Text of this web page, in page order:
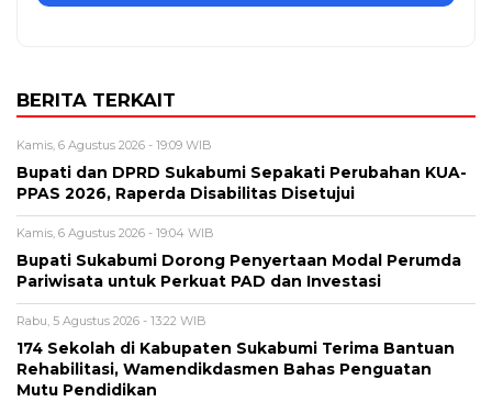
BERITA TERKAIT
Kamis, 6 Agustus 2026 - 19:09 WIB
Bupati dan DPRD Sukabumi Sepakati Perubahan KUA-
PPAS 2026, Raperda Disabilitas Disetujui
Kamis, 6 Agustus 2026 - 19:04 WIB
Bupati Sukabumi Dorong Penyertaan Modal Perumda
Pariwisata untuk Perkuat PAD dan Investasi
Rabu, 5 Agustus 2026 - 13:22 WIB
174 Sekolah di Kabupaten Sukabumi Terima Bantuan
Rehabilitasi, Wamendikdasmen Bahas Penguatan
Mutu Pendidikan